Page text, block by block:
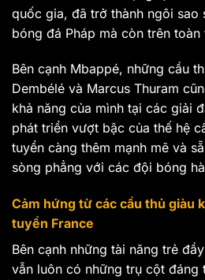
quốc gia, đã trở thành ngôi sao
bóng đá Pháp mà còn trên toàn
Bên cạnh Mbappé, những cầu
Dembélé và Marcus Thuram
khả năng của mình tại các giải
phát triển vượt bậc của thế hệ
tuyển càng thêm mạnh mẽ và
sòng phẳng với các đội bóng
Cảm hứng từ các cầu thủ giàu
tuyển France
Bên cạnh những tài năng trẻ
vẫn luôn có những trụ cột đáng